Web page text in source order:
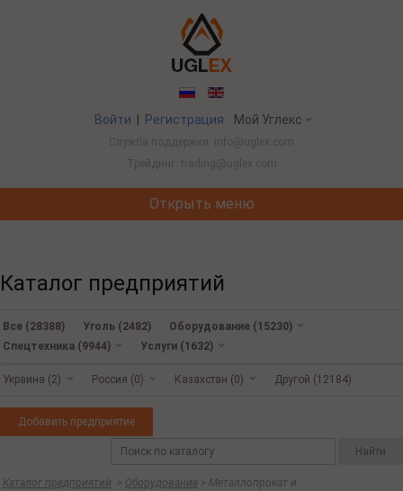
Мой Углекс
Войти Регистрация
Служба поддержки: info@uglex.com
Трейдинг: trading@uglex.com
Открыть меню
Каталог предприятий
Все (28388) Уголь (2482)
Оборудование (15230)
Спецтехника (9944)
Услуги (1632)
Украина (2) Россия (0) Казахстан (0) Другой (12184)
Добавить предприятие
Каталог предприятий > Оборудование > Металлопрокат и